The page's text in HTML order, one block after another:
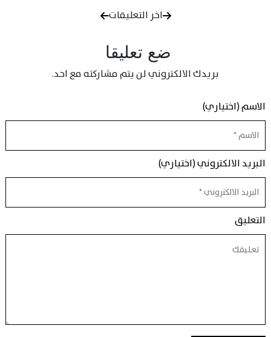
اخر التعليقات
ضع تعليقا
بريدك الالكتروني لن يتم مشاركته مع احد.
الاسم (اختياري)
البريد الالكتروني (اختياري)
التعليق